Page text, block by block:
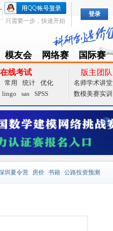
只需要一步，快速开始
登录
模友会
Club
网络赛
TZMCM
国际赛
CAMCM
在线考试
常用 统计
优化
lingo sas SPSS
版主团队
名师学术讲堂
数模美赛实训
圳夏令营 房价 书籍 公路投资预测